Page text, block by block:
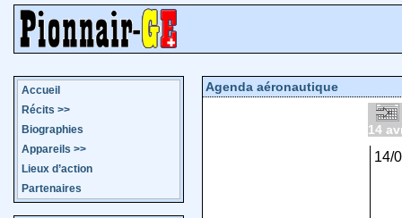
Accueil
Récits >>
Biographies
Appareils >>
Lieux d’action
Partenaires
Agenda aéronautique
14
14/